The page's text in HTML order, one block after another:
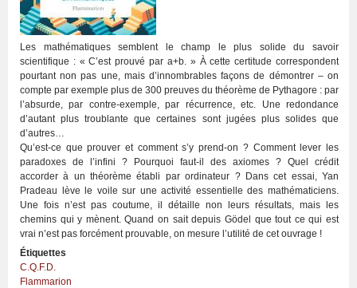
Les mathématiques semblent le champ le plus solide du savoir
scientifique : « C’est prouvé par a+b. » À cette certitude correspondent
pourtant non pas une, mais d’innombrables façons de démontrer – on
compte par exemple plus de 300 preuves du théorème de Pythagore : par
l’absurde, par contre-exemple, par récurrence, etc. Une redondance
d’autant plus troublante que certaines sont jugées plus solides que
d’autres…
Qu’est-ce que prouver et comment s’y prend-on ? Comment lever les
paradoxes de l’infini ? Pourquoi faut-il des axiomes ? Quel crédit
accorder à un théorème établi par ordinateur ? Dans cet essai, Yan
Pradeau lève le voile sur une activité essentielle des mathématiciens.
Une fois n’est pas coutume, il détaille non leurs résultats, mais les
chemins qui y mènent. Quand on sait depuis Gödel que tout ce qui est
vrai n’est pas forcément prouvable, on mesure l’utilité de cet ouvrage !
Étiquettes
C.Q.F.D.
Flammarion